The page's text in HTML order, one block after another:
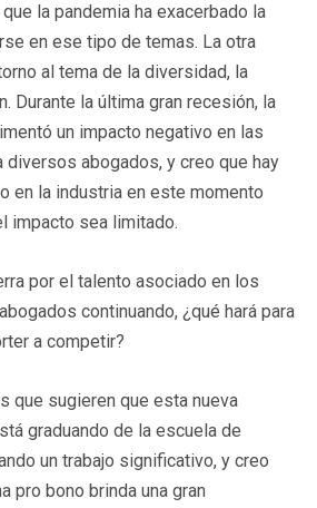
la pandemia ha exacerbado la
en ese tipo de temas. La otra
al tema de la diversidad, la
Durante la última gran recesión, la
un impacto negativo en las
diversos abogados, y creo que hay
en la industria en este momento
impacto sea limitado.
por el talento asociado en los
continuando, ¿qué hará para
a competir?
que sugieren que esta nueva
graduando de la escuela de
un trabajo significativo, y creo
pro bono brinda una gran